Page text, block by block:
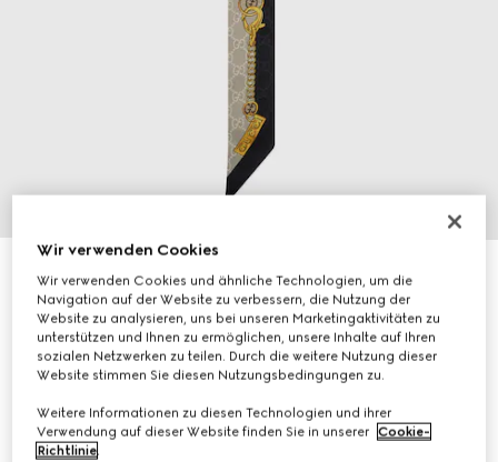
Band aus Seidentwill mit Print
CHF 260
Wir verwenden Cookies
Wir verwenden Cookies und ähnliche Technologien, um die
Navigation auf der Website zu verbessern, die Nutzung der
Website zu analysieren, uns bei unseren Marketingaktivitäten zu
unterstützen und Ihnen zu ermöglichen, unsere Inhalte auf Ihren
sozialen Netzwerken zu teilen. Durch die weitere Nutzung dieser
Website stimmen Sie diesen Nutzungsbedingungen zu.
Weitere Informationen zu diesen Technologien und ihrer
Verwendung auf dieser Website finden Sie in unserer Cookie-
Richtlinie.